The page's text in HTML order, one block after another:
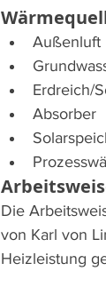
Außenluft
Erdreich/
Absorber
Die
von Karl von
Heizleistung